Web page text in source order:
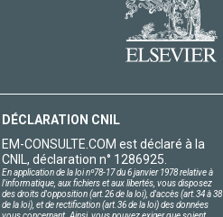
DÉCLARATION CNIL
EM-CONSULTE.COM est déclaré à la
CNIL, déclaration n° 1286925.
En application de la loi nº78-17 du 6 janvier 1978 relative à
l'informatique, aux fichiers et aux libertés, vous disposez
des droits d'opposition (art.26 de la loi), d'accès (art.34 à 38
de la loi), et de rectification (art.36 de la loi) des données